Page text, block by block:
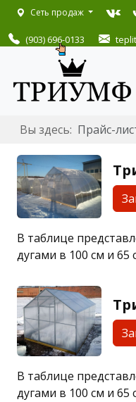
Сеть продаж
(903) 696-0133
Вы здесь: Прайс-
В таблице
дугами в 100 см и 65
В таблице
дугами в 100 см и 65